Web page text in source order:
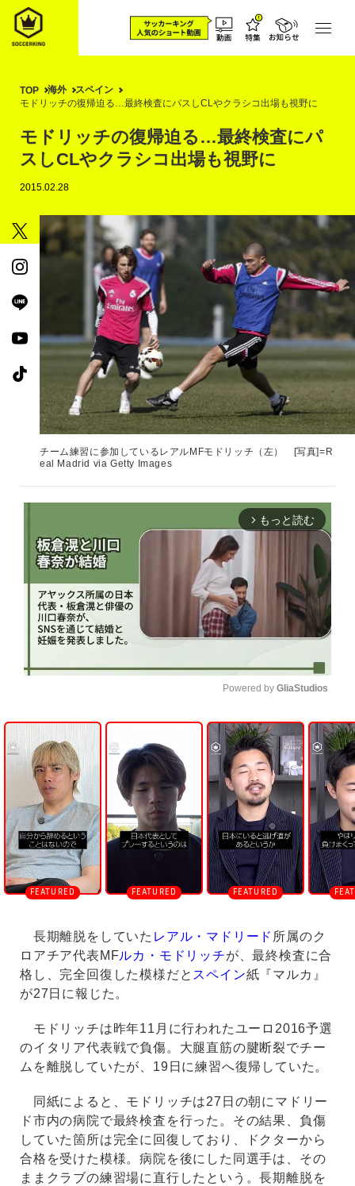
TOP 海外
スペイン
モドリッチの復帰迫る…最終検査にパスしCLやクラシコ出場も視野に
モドリッチの復帰迫る…最終検査にパ
スしCLやクラシコ出場も視野に
2015.02.28
チーム練習に参加しているレアルMFモドリッチ（左） [写真]=R
eal Madrid via Getty Images
arrow_forward_ios もっと読む
U
n
m
u
t
e
Powered by GliaStudios
長期離脱をしていた レアル・マドリード 所属のク
ロアチア代表MFルカ・モドリッチが、最終検査に合
格し、完全回復した模様だと スペイン紙『マルカ』
が27日に報じた。
モドリッチは昨年11月に行われたユーロ2016予選
のイタリア代表戦で負傷。大腿直筋の腱断裂でチー
ムを離脱していたが、19日に練習へ復帰していた。
同紙によると、モドリッチは27日の朝にマドリー
ド市内の病院で最終検査を行った。その結果、負傷
していた箇所は完全に回復しており、ドクターから
合格を受けた模様。病院を後にした同選手は、その
ままクラブの練習場に直行したという。長期離脱を